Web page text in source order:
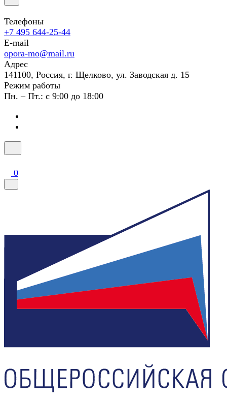
Телефоны
+7 495 644-25-44
E-mail
opora-mo@mail.ru
Адрес
141100, Россия, г. Щелково, ул. Заводская д. 15
Режим работы
Пн. – Пт.: с 9:00 до 18:00
0